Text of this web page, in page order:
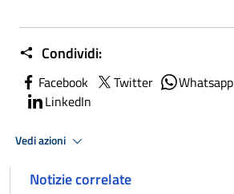
Condividi:
Facebook Twitter Whatsapp
LinkedIn
Vedi azioni
Notizie correlate